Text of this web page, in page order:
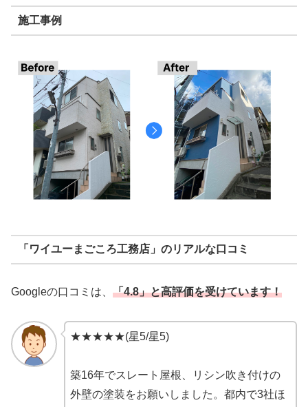
施工事例
「ワイユーまごころ工務店」のリアルな口コミ
Googleの口コミは、 「4.8」と高評価を受けています！
★★★★★(星5/星5)
築16年でスレート屋根、リシン吹き付けの
外壁の塗装をお願いしました。都内で3社ほ